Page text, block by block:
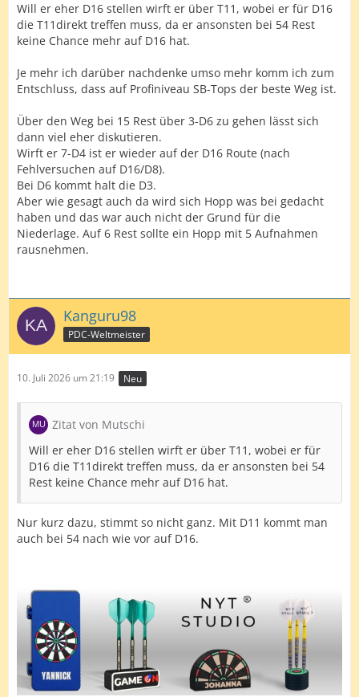
Will er eher D16 stellen wirft er über T11, wobei er für D16
die T11direkt treffen muss, da er ansonsten bei 54 Rest
keine Chance mehr auf D16 hat.
Je mehr ich darüber nachdenke umso mehr komm ich zum
Entschluss, dass auf Profiniveau SB-Tops der beste Weg ist.
Über den Weg bei 15 Rest über 3-D6 zu gehen lässt sich
dann viel eher diskutieren.
Wirft er 7-D4 ist er wieder auf der D16 Route (nach
Fehlversuchen auf D16/D8).
Bei D6 kommt halt die D3.
Aber wie gesagt auch da wird sich Hopp was bei gedacht
haben und das war auch nicht der Grund für die
Niederlage. Auf 6 Rest sollte ein Hopp mit 5 Aufnahmen
rausnehmen.
Kanguru98
PDC-Weltmeister
10. Juli 2026 um 21:19 Neu
Zitat von Mutschi
Will er eher D16 stellen wirft er über T11, wobei er für
D16 die T11direkt treffen muss, da er ansonsten bei 54
Rest keine Chance mehr auf D16 hat.
Nur kurz dazu, stimmt so nicht ganz. Mit D11 kommt man
auch bei 54 nach wie vor auf D16.